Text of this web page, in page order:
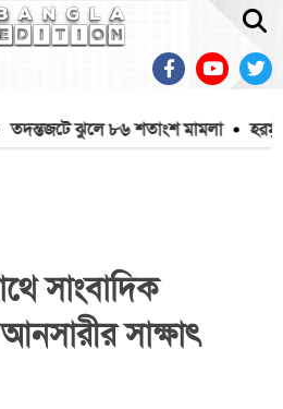
ঝুলে ৮৬ শতাংশ মামলা হরমুজ
সাংবাদিক
সাক্ষাৎ